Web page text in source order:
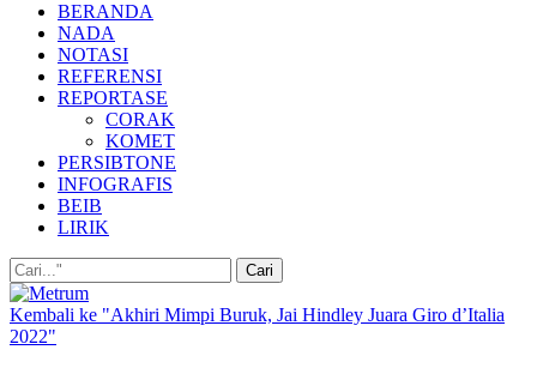
BERANDA
NADA
NOTASI
REFERENSI
REPORTASE
CORAK
KOMET
PERSIBTONE
INFOGRAFIS
BEIB
LIRIK
Kembali ke "Akhiri Mimpi Buruk, Jai Hindley Juara Giro d’Italia
2022"